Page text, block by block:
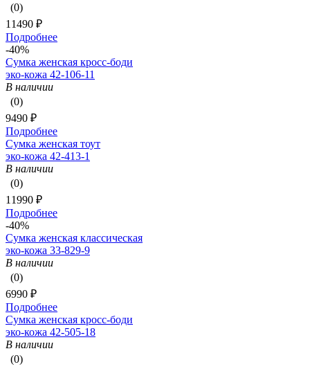
(0)
11490 ₽
Подробнее
-40%
Сумка женская кросс-боди
эко-кожа 42-106-11
В наличии
(0)
9490 ₽
Подробнее
Сумка женская тоут
эко-кожа 42-413-1
В наличии
(0)
11990 ₽
Подробнее
-40%
Сумка женская классическая
эко-кожа 33-829-9
В наличии
(0)
6990 ₽
Подробнее
Сумка женская кросс-боди
эко-кожа 42-505-18
В наличии
(0)